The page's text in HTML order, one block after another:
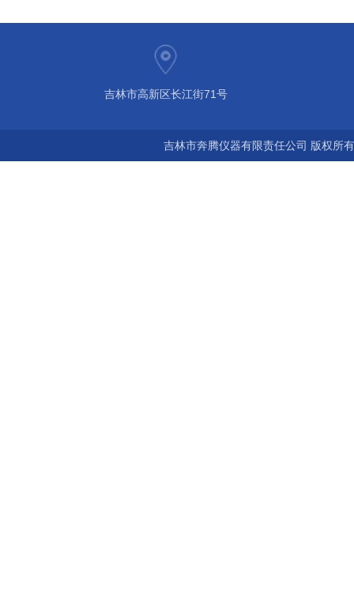
吉林市高新区长江街71号
吉林市奔腾仪器有限责任公司 版权所